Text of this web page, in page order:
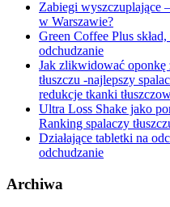
Zabiegi wyszczuplające
w Warszawie?
Green Coffee Plus
odchudzanie
Jak zlikwidować oponkę
tłuszczu -najlepszy
redukcje tkanki
Ultra Loss Shake jako
Ranking spalaczy
Działające tabletki na
odchudzanie
Archiwa